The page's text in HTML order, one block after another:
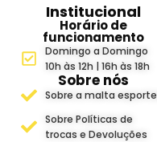
Institucional
Horário de
funcionamento
Domingo a Domingo
10h às 12h | 16h às 18h
Sobre nós
Sobre a malta
Sobre Políticas de
trocas e Devoluções